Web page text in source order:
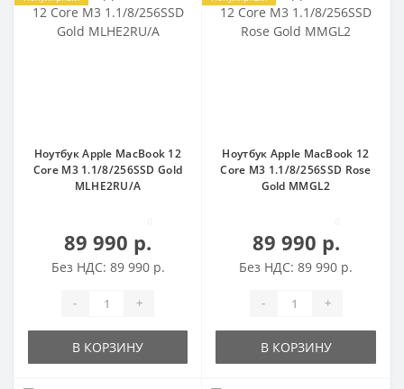
Ноутбук Apple MacBook 12
Core M3 1.1/8/256SSD Gold
MLHE2RU/A
89 990 р.
Без НДС: 89 990 р.
- +
В КОРЗИНУ
Ноутбук Apple MacBook 12
Core M3 1.1/8/256SSD Rose
Gold MMGL2
89 990 р.
Без НДС: 89 990 р.
- +
В КОРЗИНУ